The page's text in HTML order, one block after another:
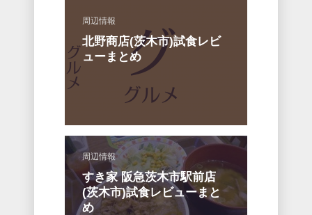
周辺情報
北野商店(茨木市)試食レビ
ューまとめ
周辺情報
すき家 阪急茨木市駅前店
(茨木市)試食レビューまと
め